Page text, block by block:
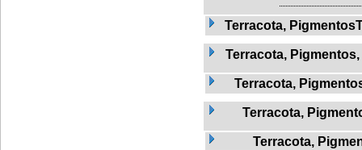
Terracota,
Terracota,
Terracota,
Terracota,
Terracota,